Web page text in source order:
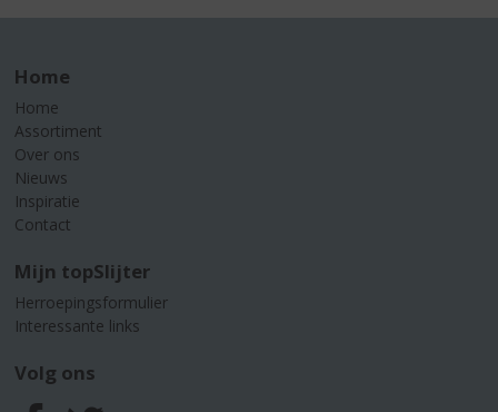
Home
Home
Assortiment
Over ons
Nieuws
Inspiratie
Contact
Mijn topSlijter
Herroepingsformulier
Interessante links
Volg ons